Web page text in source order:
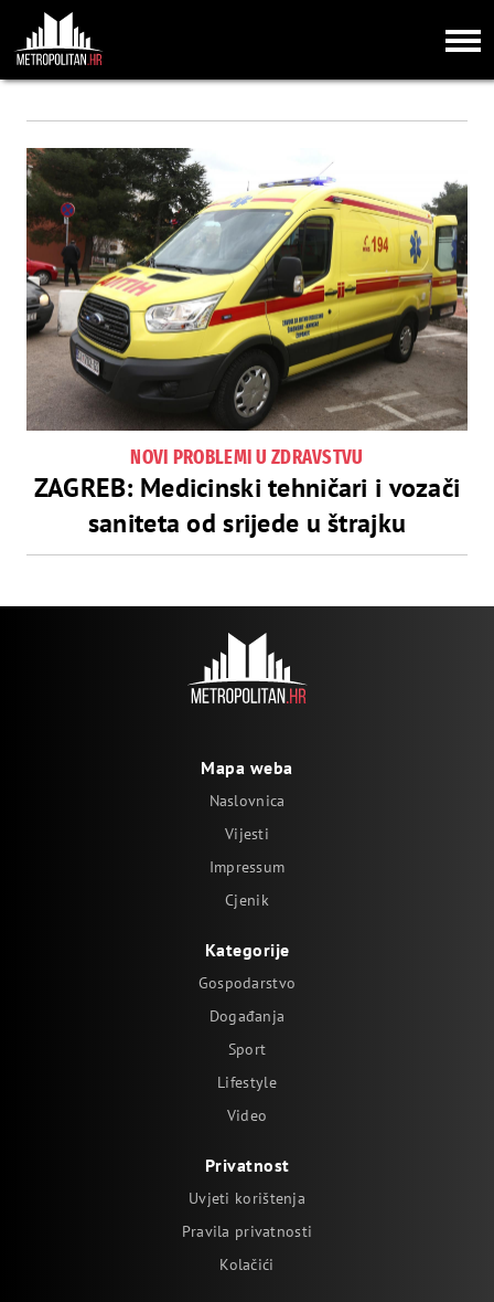
NOVI PROBLEMI U ZDRAVSTVU
ZAGREB: Medicinski tehničari i vozači
saniteta od srijede u štrajku
Mapa weba
Naslovnica
Vijesti
Impressum
Cjenik
Kategorije
Gospodarstvo
Događanja
Sport
Lifestyle
Video
Privatnost
Uvjeti korištenja
Pravila privatnosti
Kolačići